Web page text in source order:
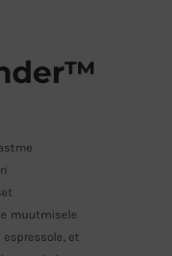
muutmisele
et